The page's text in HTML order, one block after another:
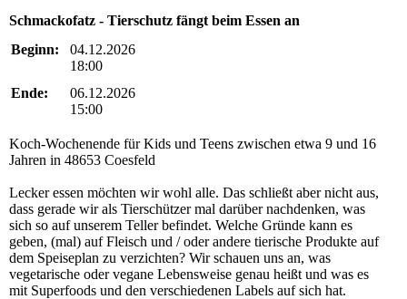
Schmackofatz - Tierschutz fängt beim Essen an
Beginn:
04.12.2026
18:00
Ende:
06.12.2026
15:00
Koch-Wochenende für Kids und Teens zwischen etwa 9 und 16
Jahren in 48653 Coesfeld
Lecker essen möchten wir wohl alle. Das schließt aber nicht aus,
dass gerade wir als Tierschützer mal darüber nachdenken, was
sich so auf unserem Teller befindet. Welche Gründe kann es
geben, (mal) auf Fleisch und / oder andere tierische Produkte auf
dem Speiseplan zu verzichten? Wir schauen uns an, was
vegetarische oder vegane Lebensweise genau heißt und was es
mit Superfoods und den verschiedenen Labels auf sich hat.